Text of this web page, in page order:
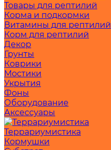
Товары для рептилий
Корма и подкормки
Витамины для рептилий
Корм для рептилий
Декор
Грунты
Коврики
Мостики
Укрытия
Фоны
Оборудование
Аксессуары
Террариумистика
Кормушки